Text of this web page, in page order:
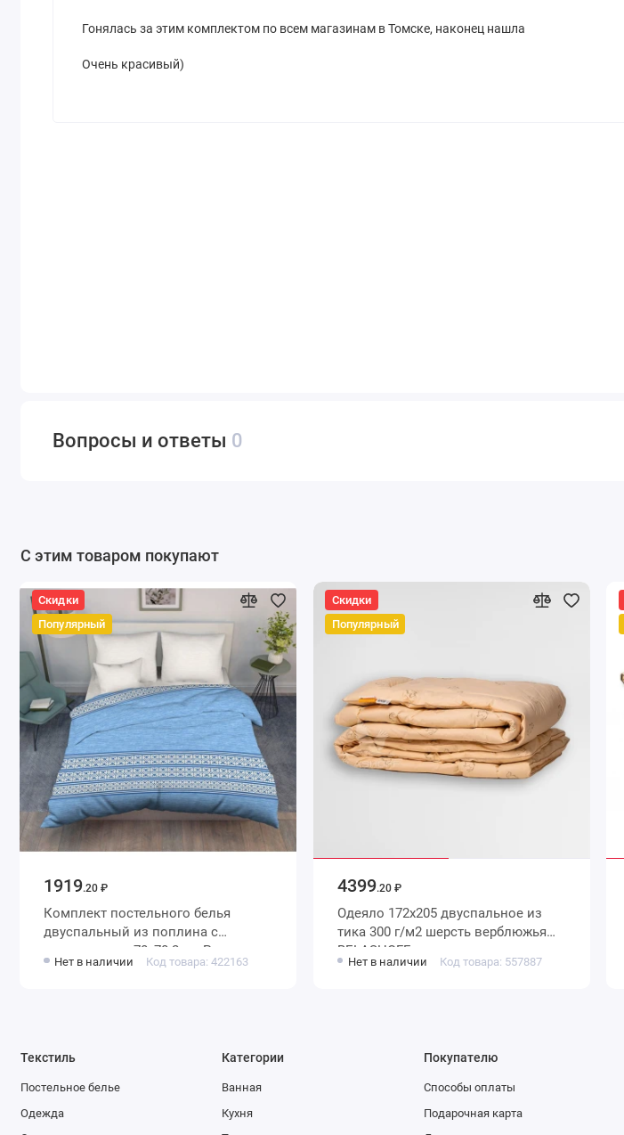
Гонялась за этим комплектом по всем магазинам в Томске, наконец нашла
Очень красивый)
Вопросы и ответы 0
С этим товаром покупают
Скидки
Популярный
1919.20 ₽
Комплект постельного белья
двуспальный из поплина с
наволочками 70х70 2 шт Рисунок
Василиса
Нет в наличии Код товара: 422163
Скидки
Популярный
4399.20 ₽
Одеяло 172х205 двуспальное из
тика 300 г/м2 шерсть верблюжья
BELASHOFF
Нет в наличии Код товара: 557887
Текстиль
Постельное белье
Одежда
Категории
Ванная
Кухня
Покупателю
Способы оплаты
Подарочная карта